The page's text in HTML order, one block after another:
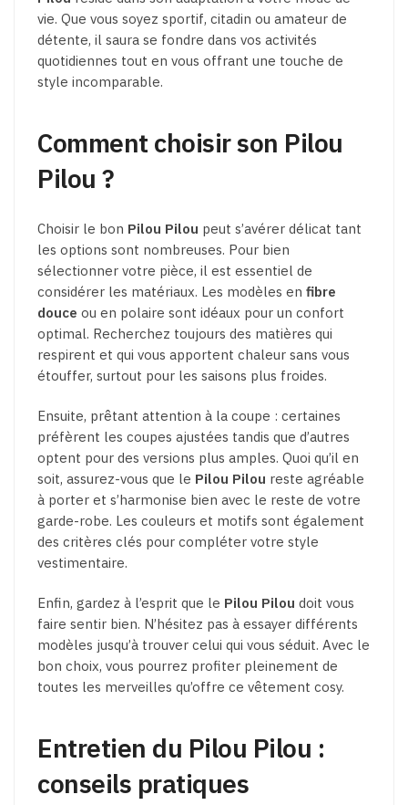
vie. Que vous soyez sportif, citadin ou amateur de
détente, il saura se fondre dans vos activités
quotidiennes tout en vous offrant une touche de
style incomparable.
Comment choisir son Pilou
Pilou ?
Choisir le bon Pilou Pilou peut s’avérer délicat tant
les options sont nombreuses. Pour bien
sélectionner votre pièce, il est essentiel de
considérer les matériaux. Les modèles en fibre
douce ou en polaire sont idéaux pour un confort
optimal. Recherchez toujours des matières qui
respirent et qui vous apportent chaleur sans vous
étouffer, surtout pour les saisons plus froides.
Ensuite, prêtant attention à la coupe : certaines
préfèrent les coupes ajustées tandis que d’autres
optent pour des versions plus amples. Quoi qu’il en
soit, assurez-vous que le Pilou Pilou reste agréable
à porter et s’harmonise bien avec le reste de votre
garde-robe. Les couleurs et motifs sont également
des critères clés pour compléter votre style
vestimentaire.
Enfin, gardez à l’esprit que le Pilou Pilou doit vous
faire sentir bien. N’hésitez pas à essayer différents
modèles jusqu’à trouver celui qui vous séduit. Avec le
bon choix, vous pourrez profiter pleinement de
toutes les merveilles qu’offre ce vêtement cosy.
Entretien du Pilou Pilou :
conseils pratiques